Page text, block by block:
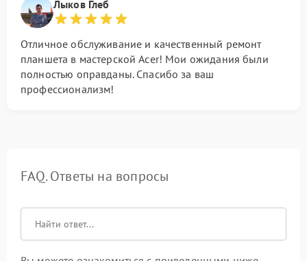
Лыков Глеб
Отличное обслуживание и качественный ремонт
планшета в мастерской Acer! Мои ожидания были
полностью оправданы. Спасибо за ваш
профессионализм!
FAQ. Ответы на вопросы